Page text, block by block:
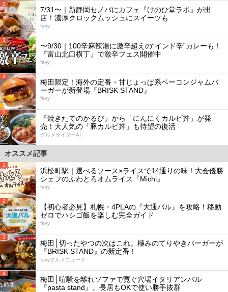
2
7/31〜｜新静岡セノバにカフェ『けのひ堂ラボ』が出
店！濃厚クロックムッシュにスイーツも
favy
3
〜9/30｜100辛麻辣湯に激辛超えの“インド辛”カレーも！
『富山北口横丁』で激辛フェス開催中
favy
4
梅田限定！海外の定番・甘じょっぱ系ベーコンジャムバ
ーガーが新登場『BRISK STAND』
favy
5
『焼きたてのかるび』から「にんにくカルビ丼」が発
売！大人気の「豚カルビ丼」も待望の復活
グルメライターAI
オススメ記事
1
浜松町駅｜選べるソース×ライスで14通りの味！大会優勝
シェフのふわとろオムライス『Michi』
favy
2
【初心者必見】札幌・4PLAの『大通バル』を攻略！移動
ゼロでハシゴ飯を楽しむ完全ガイド
favy
3
梅田│切ったやつの次はこれ。極みのてりやきバーガーが
『BRISK STAND』の新定番！
favyグルメニュース
4
梅田│喧騒を離れソファで寛ぐ穴場イタリアンバル
『pasta stand』。長居もOKで使い勝手抜群